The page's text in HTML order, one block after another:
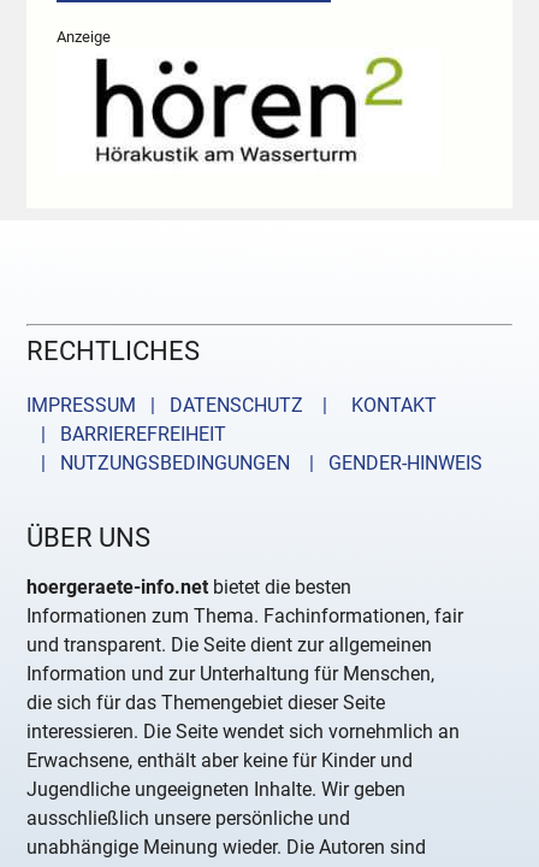
Anzeige
RECHTLICHES
IMPRESSUM | DATENSCHUTZ |
KONTAKT
| BARRIEREFREIHEIT
| NUTZUNGSBEDINGUNGEN
| GENDER-HINWEIS
ÜBER UNS
hoergeraete-info.net bietet die besten
Informationen zum Thema. Fachinformationen, fair
und transparent. Die Seite dient zur allgemeinen
Information und zur Unterhaltung für Menschen,
die sich für das Themengebiet dieser Seite
interessieren. Die Seite wendet sich vornehmlich an
Erwachsene, enthält aber keine für Kinder und
Jugendliche ungeeigneten Inhalte. Wir geben
ausschließlich unsere persönliche und
unabhängige Meinung wieder. Die Autoren sind